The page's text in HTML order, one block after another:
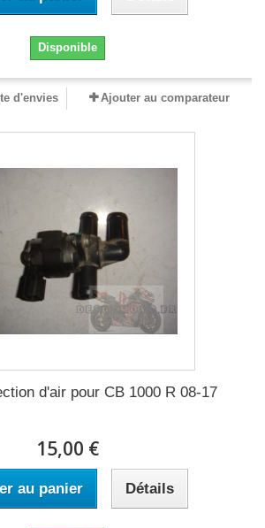
Disponible
d'envies Ajouter au comparateur
d'air pour CB 1000 R 08-17
15,00 €
au panier Détails